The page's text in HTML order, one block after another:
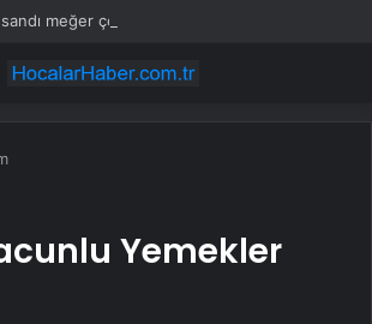
meğer çenesini böcek ısırmış
Yemekler